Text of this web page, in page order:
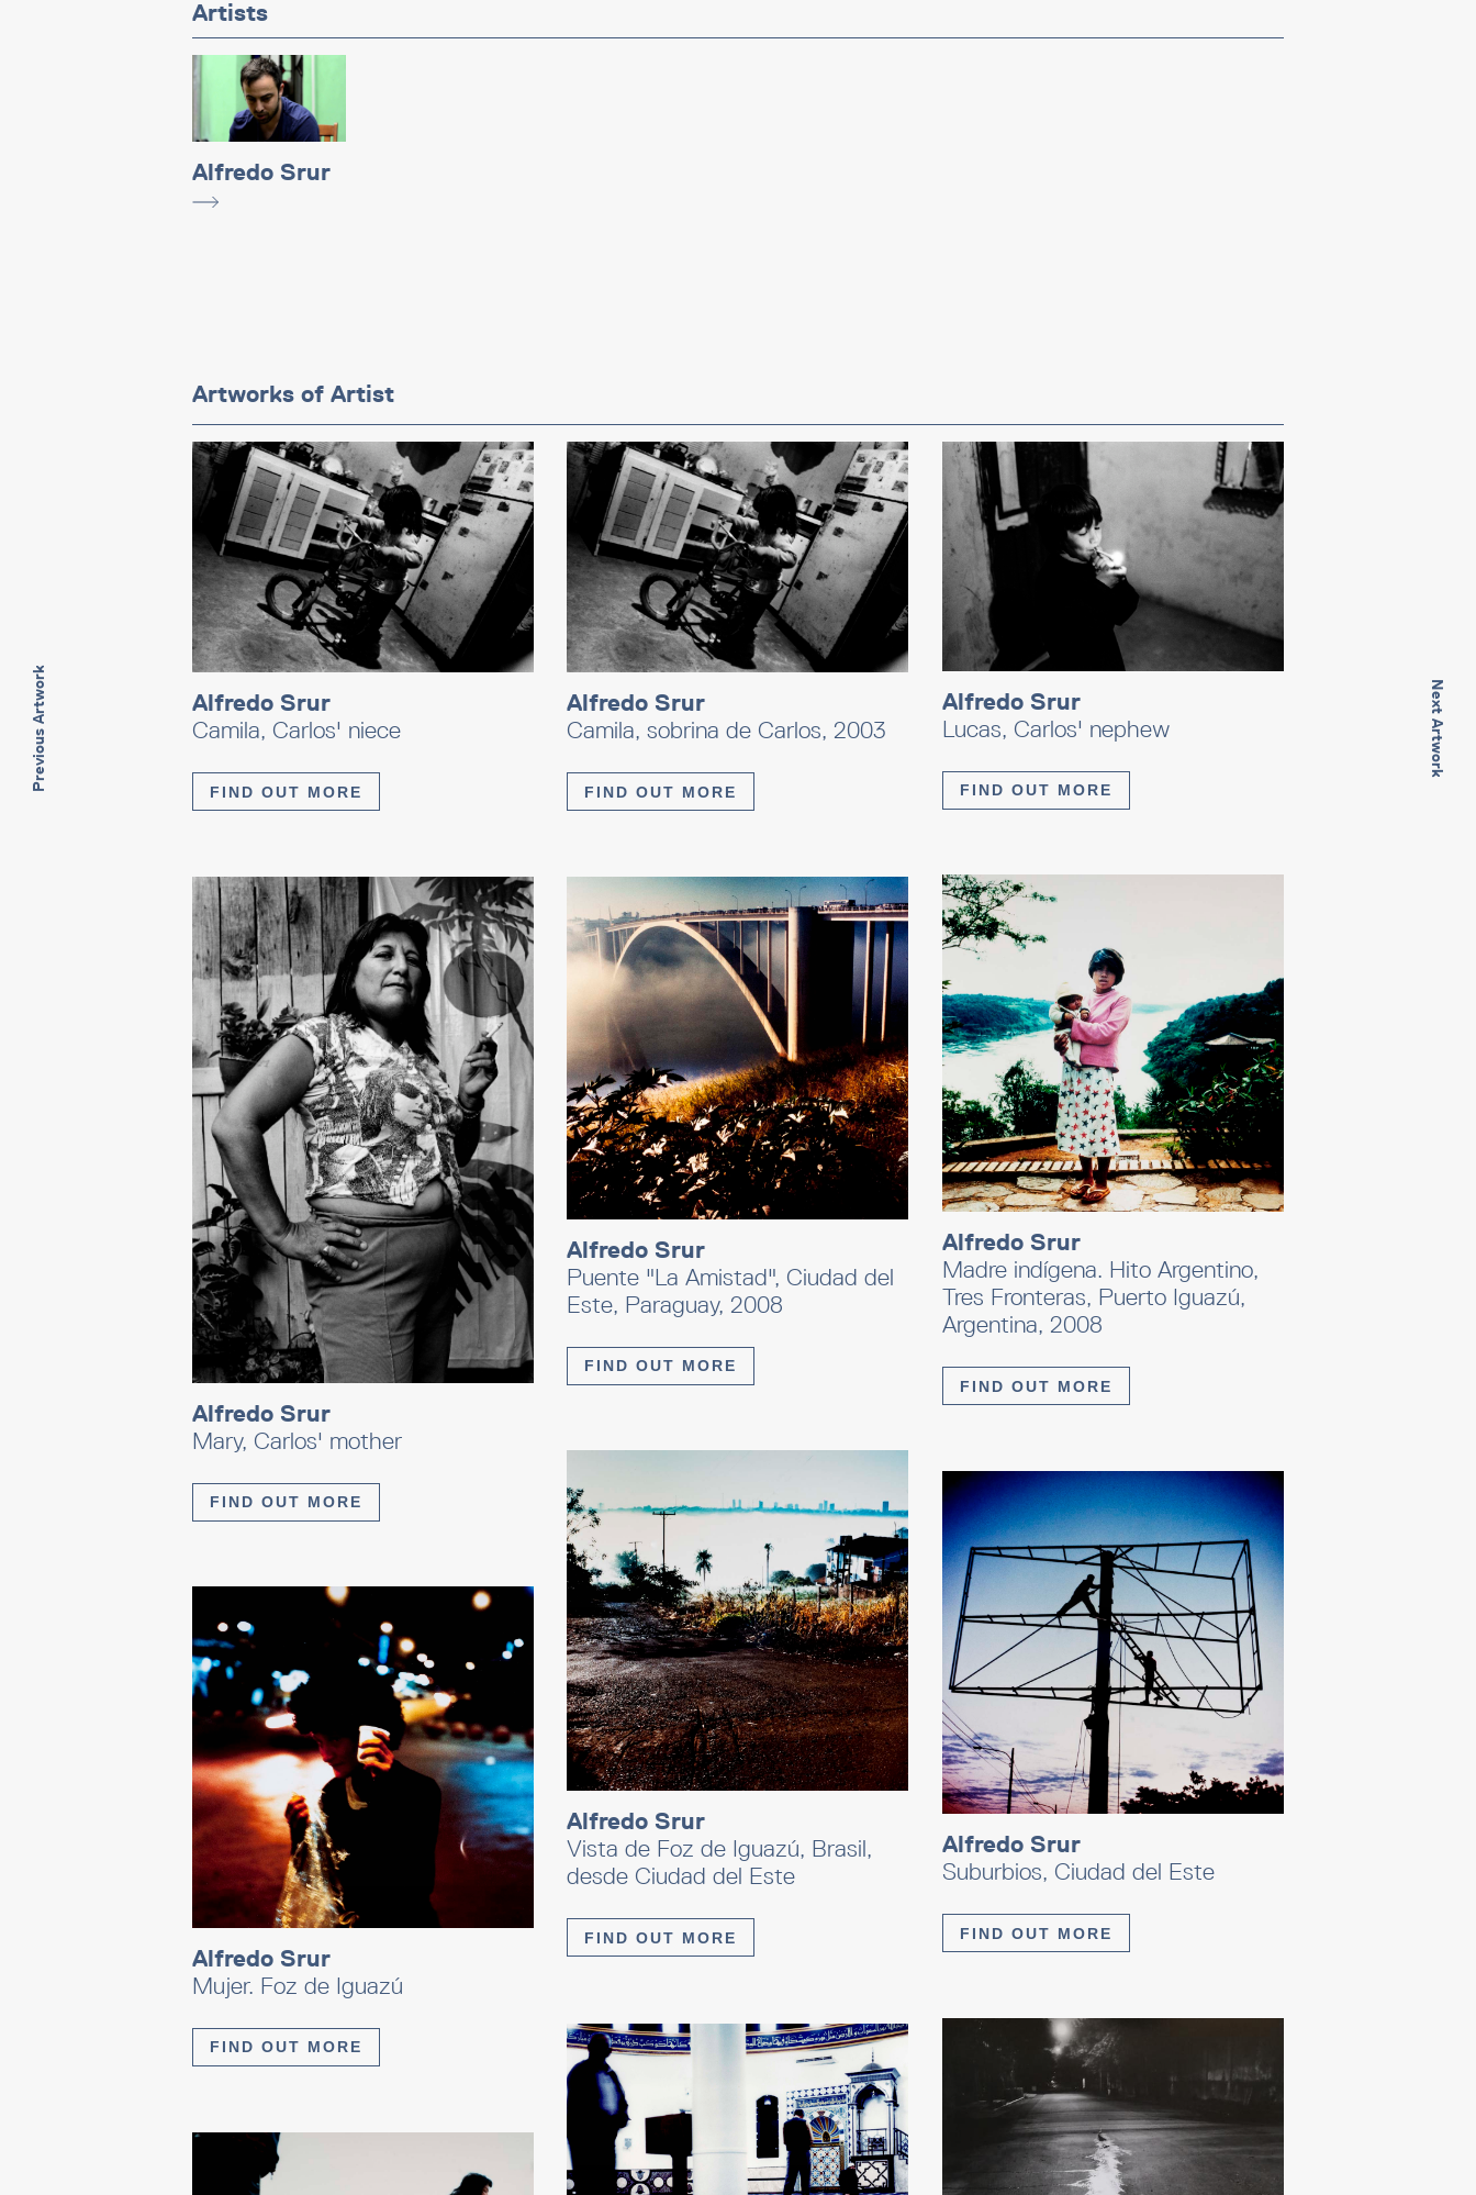
Previous Artwork Next Artwork
Artists
Alfredo Srur
Artworks of Artist
Alfredo Srur
Camila, Carlos' niece
FIND OUT MORE
Alfredo Srur
Camila, sobrina de Carlos, 2003
FIND OUT MORE
Alfredo Srur
Lucas, Carlos' nephew
FIND OUT MORE
Alfredo Srur
Mary, Carlos' mother
FIND OUT MORE
Alfredo Srur
Puente "La Amistad", Ciudad del
Este, Paraguay, 2008
FIND OUT MORE
Alfredo Srur
Madre indígena. Hito Argentino,
Tres Fronteras, Puerto Iguazú,
Argentina, 2008
FIND OUT MORE
Alfredo Srur
Mujer. Foz de Iguazú
FIND OUT MORE
Alfredo Srur
Vista de Foz de Iguazú, Brasil,
desde Ciudad del Este
FIND OUT MORE
Alfredo Srur
Suburbios, Ciudad del Este
FIND OUT MORE